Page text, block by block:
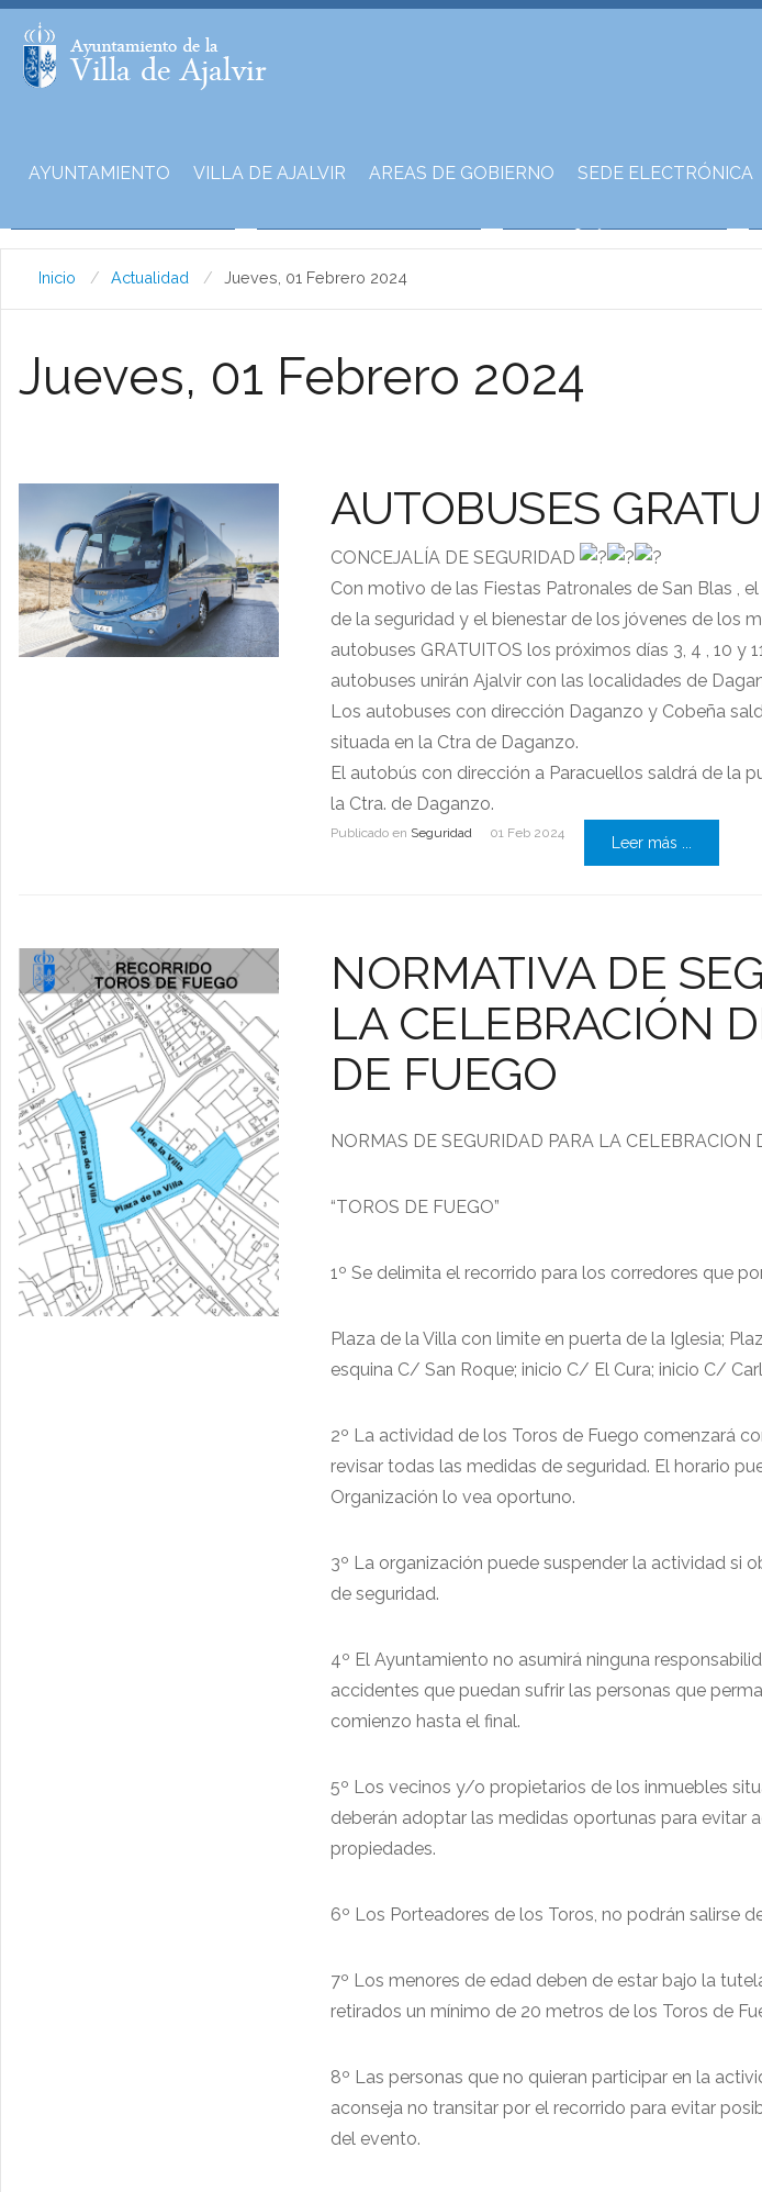
AYUNTAMIENTO VILLA DE AJALVIR AREAS DE GOBIERNO SEDE ELECTRÓNICA
Inicio Actualidad Jueves, 01 Febrero 2024
Jueves, 01 Febrero 2024
AUTOBUSES
CONCEJALÍA DE SEGURIDAD
Con motivo de las Fiestas Patronales de San Blas ,
de la seguridad y el bienestar de los jóvenes de los
autobuses GRATUITOS los próximos días 3, 4 , 10 y
autobuses unirán Ajalvir con las localidades de
Los autobuses con dirección Daganzo y Cobeña
situada en la Ctra de Daganzo.
El autobús con dirección a Paracuellos saldrá de la
la Ctra. de Daganzo.
Publicado en Seguridad 01 Feb 2024
Leer más ...
NORMATIVA DE
LA CELEBRACIÓN
DE FUEGO
NORMAS DE SEGURIDAD PARA LA CELEBRACION
“TOROS DE FUEGO”
1º Se delimita el recorrido para los corredores que
Plaza de la Villa con limite en puerta de la Iglesia;
esquina C/ San Roque; inicio C/ El Cura; inicio C/
2º La actividad de los Toros de Fuego comenzará
revisar todas las medidas de seguridad. El horario
Organización lo vea oportuno.
3º La organización puede suspender la actividad si
de seguridad.
4º El Ayuntamiento no asumirá ninguna
accidentes que puedan sufrir las personas que
comienzo hasta el final.
5º Los vecinos y/o propietarios de los inmuebles
deberán adoptar las medidas oportunas para evitar
propiedades.
6º Los Porteadores de los Toros, no podrán salirse
7º Los menores de edad deben de estar bajo la
retirados un mínimo de 20 metros de los Toros de
8º Las personas que no quieran participar en la
aconseja no transitar por el recorrido para evitar
del evento.